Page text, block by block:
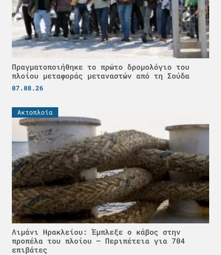
Πραγματοποιήθηκε το πρώτο δρομολόγιο του
πλοίου μεταφοράς μεταναστών από τη Σούδα
07.08.26
Ακτοπλοϊα
Λιμάνι Ηρακλείου: Έμπλεξε ο κάβος στην
προπέλα του πλοίου – Περιπέτεια για 704
επιβάτες